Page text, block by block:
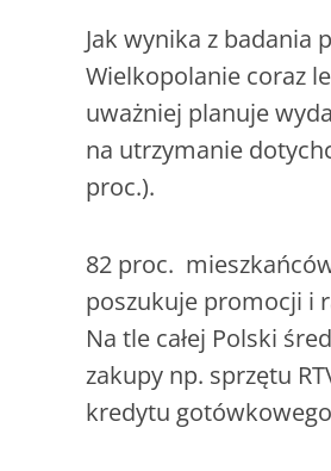
Jak wynika z badania
Wielkopolanie coraz
uważniej planuje
na utrzymanie
proc.).
82 proc.
poszukuje promocji i
Na tle całej Polski
zakupy np. sprzętu
kredytu